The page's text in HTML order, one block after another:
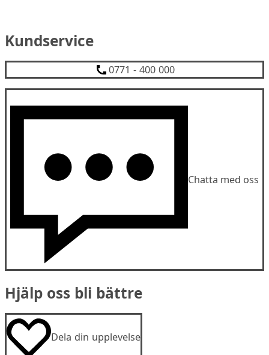
Kundservice
0771 - 400 000
Chatta med oss
Hjälp oss bli bättre
Dela din upplevelse